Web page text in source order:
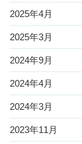
2025年4月
2025年3月
2024年9月
2024年4月
2024年3月
2023年11月